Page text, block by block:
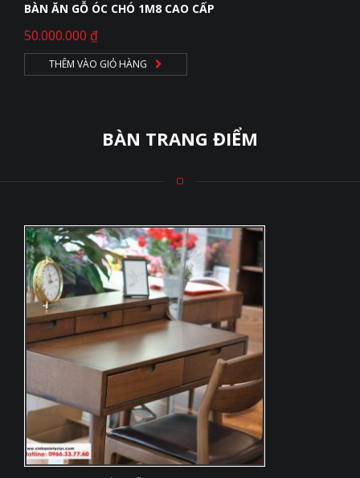
BÀN ĂN GỖ ÓC CHÓ 1M8 CAO CẤP
50.000.000 ₫
THÊM VÀO GIỎ HÀNG
BÀN TRANG ĐIỂM